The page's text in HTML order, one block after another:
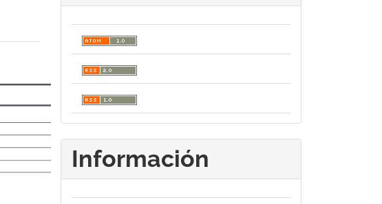
Información